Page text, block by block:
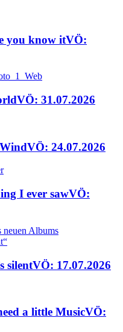
you know itVÖ:
VÖ: 31.07.2026
VÖ: 24.07.2026
I ever sawVÖ:
silentVÖ: 17.07.2026
a little MusicVÖ: